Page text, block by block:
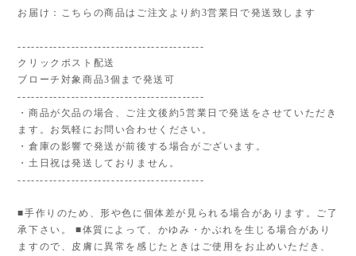
お届け：こちらの商品はご注文より約3営業日で発送致します
------------------------------------------
クリックポスト配送
ブローチ対象商品3個まで発送可
------------------------------------------
・商品が欠品の場合、ご注文後約5営業日で発送をさせていただき
ます。お気軽にお問い合わせください。
・倉庫の影響で発送が前後する場合がございます。
・土日祝は発送しておりません。
------------------------------------------
■手作りのため、形や色に個体差が見られる場合があります。ご了
承下さい。 ■体質によって、かゆみ・かぶれを生じる場合があり
ますので、皮膚に異常を感じたときはご使用をお止めいただき、